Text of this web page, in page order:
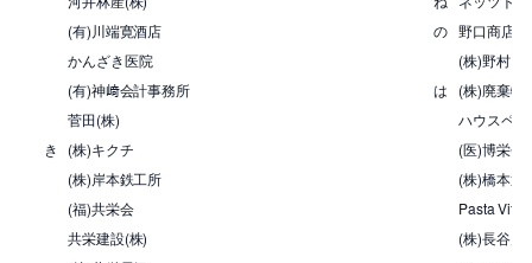
(有)川端寛酒店
の 野口商店
かんざき医院
(株)野村
(有)神﨑会計事務所
は
(株)廃棄物
菅田(株)
ハウスペ
き
(株)キクチ
(医)博栄会
(株)岸本鉄工所
(株)橋本通
(福)共栄会
Pasta Vita
共栄建設(株)
(株)長谷川